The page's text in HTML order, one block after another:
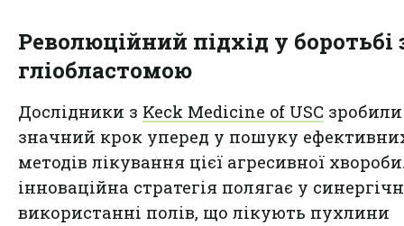
Революційний підхід у боротьбі
гліобластомою
Дослідники з Keck Medicine of USC зробили
значний крок уперед у пошуку
методів лікування цієї агресивної
інноваційна стратегія полягає у
використанні полів, що лікують пухлини